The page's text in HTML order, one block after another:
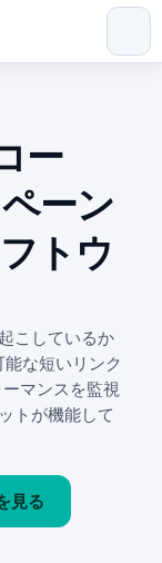
ー
ーン
トウ
こしているか
な短いリンク
マンスを監視
トが機能して
見る